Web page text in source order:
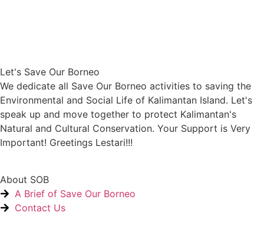
Let's Save Our Borneo
We dedicate all Save Our Borneo activities to saving the
Environmental and Social Life of Kalimantan Island. Let's
speak up and move together to protect Kalimantan's
Natural and Cultural Conservation. Your Support is Very
Important! Greetings Lestari!!!
About SOB
A Brief of Save Our Borneo
Contact Us